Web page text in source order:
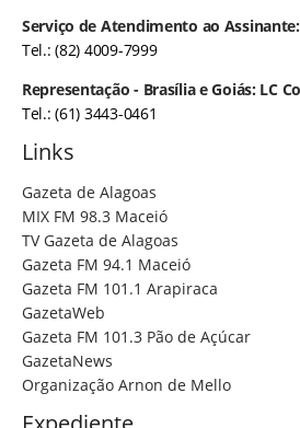
Serviço de Atendimento ao Assinante:
Tel.: (82) 4009-7999
Representação - Brasília e Goiás: LC
Tel.: (61) 3443-0461
Links
Gazeta de Alagoas
MIX FM 98.3 Maceió
TV Gazeta de Alagoas
Gazeta FM 94.1 Maceió
Gazeta FM 101.1 Arapiraca
GazetaWeb
Gazeta FM 101.3 Pão de Açúcar
GazetaNews
Organização Arnon de Mello